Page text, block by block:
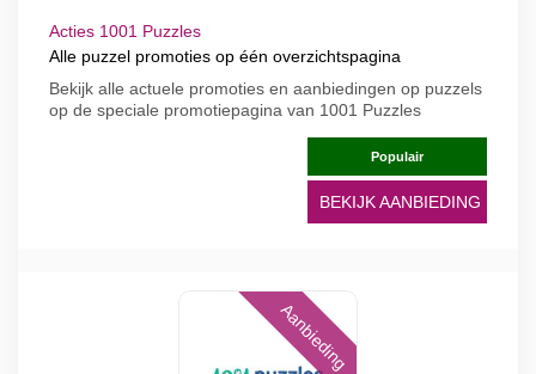
Acties 1001 Puzzles
Alle puzzel promoties op één overzichtspagina
Bekijk alle actuele promoties en aanbiedingen op puzzels
op de speciale promotiepagina van 1001 Puzzles
Populair
BEKIJK AANBIEDING
Aanbieding